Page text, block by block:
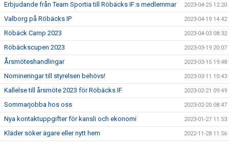
Erbjudande från Team Sportia till Röbäcks IF:s medlemmar 2023-04-25 12:20
Valborg på Röbäcks IP 2023-04-19 14:42
Röbäck Camp 2023 2023-04-03 08:32
Röbäckscupen 2023 2023-03-19 20:07
Årsmöteshandlingar 2023-03-15 19:48
Nomineringar till styrelsen behövs! 2023-03-11 10:43
Kallelse till årsmöte 2023 för Röbäcks IF 2023-02-21 09:49
Sommarjobba hos oss 2023-02-20 08:47
Nya kontaktuppgifter för kansli och ekonomi 2023-01-27 11:53
Kläder söker ägare eller nytt hem 2022-11-28 11:56